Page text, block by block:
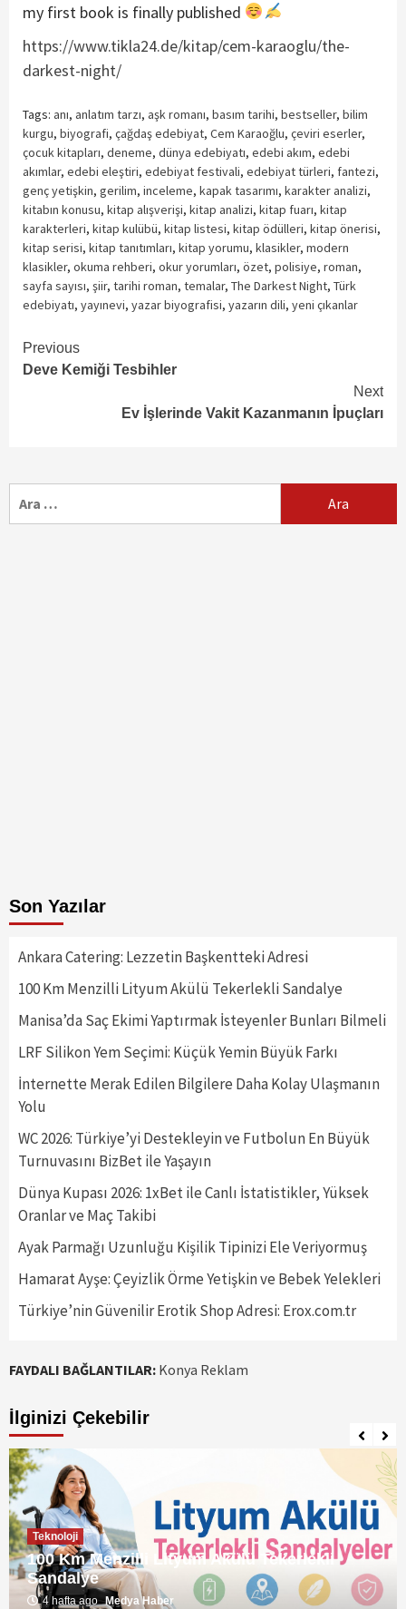
my first book is finally published
https://www.tikla24.de/kitap/cem-karaoglu/the-
darkest-night/
Tags: anı, anlatım tarzı, aşk romanı, basım tarihi, bestseller, bilim
kurgu, biyografi, çağdaş edebiyat, Cem Karaoğlu, çeviri eserler,
çocuk kitapları, deneme, dünya edebiyatı, edebi akım, edebi
akımlar, edebi eleştiri, edebiyat festivali, edebiyat türleri, fantezi,
genç yetişkin, gerilim, inceleme, kapak tasarımı, karakter analizi,
kitabın konusu, kitap alışverişi, kitap analizi, kitap fuarı, kitap
karakterleri, kitap kulübü, kitap listesi, kitap ödülleri, kitap önerisi,
kitap serisi, kitap tanıtımları, kitap yorumu, klasikler, modern
klasikler, okuma rehberi, okur yorumları, özet, polisiye, roman,
sayfa sayısı, şiir, tarihi roman, temalar, The Darkest Night, Türk
edebiyatı, yayınevi, yazar biyografisi, yazarın dili, yeni çıkanlar
Continue
Reading
Previous
Deve Kemiği Tesbihler
Next
Ev İşlerinde Vakit Kazanmanın İpuçları
Son Yazılar
Ankara Catering: Lezzetin Başkentteki Adresi
100 Km Menzilli Lityum Akülü Tekerlekli Sandalye
Manisa’da Saç Ekimi Yaptırmak İsteyenler Bunları Bilmeli
LRF Silikon Yem Seçimi: Küçük Yemin Büyük Farkı
İnternette Merak Edilen Bilgilere Daha Kolay Ulaşmanın
Yolu
WC 2026: Türkiye’yi Destekleyin ve Futbolun En Büyük
Turnuvasını BizBet ile Yaşayın
Dünya Kupası 2026: 1xBet ile Canlı İstatistikler, Yüksek
Oranlar ve Maç Takibi
Ayak Parmağı Uzunluğu Kişilik Tipinizi Ele Veriyormuş
Hamarat Ayşe: Çeyizlik Örme Yetişkin ve Bebek Yelekleri
Türkiye’nin Güvenilir Erotik Shop Adresi: Erox.com.tr
FAYDALI BAĞLANTILAR: Konya Reklam
İlginizi Çekebilir
Teknoloji
100 Km Menzilli Lityum Akülü Tekerlekli
Sandalye
4 hafta ago Medya Haber